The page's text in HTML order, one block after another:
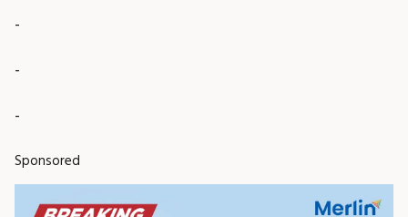
-
-
-
Sponsored